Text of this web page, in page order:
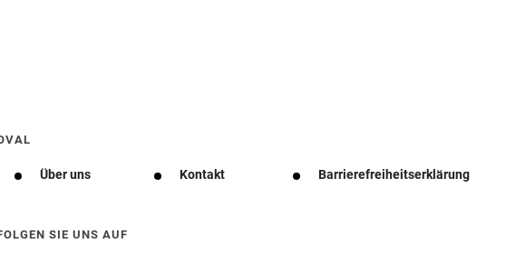
Über uns Kontakt Barrierefreiheitserklärung
SIE UNS AUF